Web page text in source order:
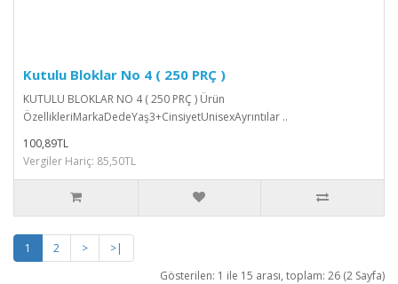
Kutulu Bloklar No 4 ( 250 PRÇ )
KUTULU BLOKLAR NO 4 ( 250 PRÇ ) Ürün
ÖzellikleriMarkaDedeYaş3+CinsiyetUnisexAyrıntılar ..
100,89TL
Vergiler Hariç: 85,50TL
1 2 >
>|
Gösterilen: 1 ile 15 arası, toplam: 26 (2 Sayfa)